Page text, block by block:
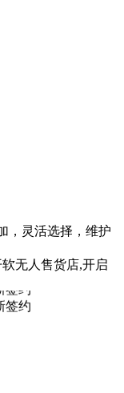
，灵活选择，维护
无人售货店,开启
最新签约
签约
签约